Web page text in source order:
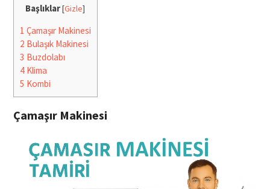
Başlıklar[Gizle]
1 Çamaşır Makinesi
2 Bulaşık Makinesi
3 Buzdolabı
4Klima
5 Kombi
Çamaşır Makinesi